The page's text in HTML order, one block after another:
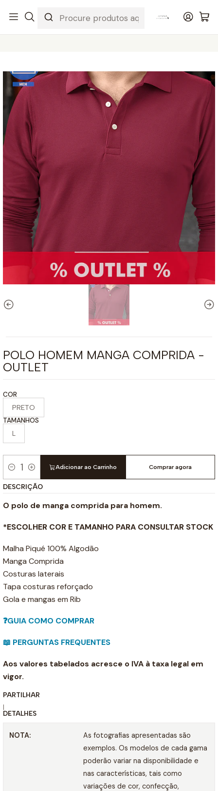
POLO HOMEM MANGA COMPRIDA - OUTLET
POLO HOMEM MANGA COMPRIDA -
OUTLET
COR
PRETO
TAMANHOS
L
Quantidade
Adicionar ao Carrinho Comprar agora
DESCRIÇÃO
O polo de manga comprida para homem.
*ESCOLHER COR E TAMANHO PARA CONSULTAR STOCK
Malha Piqué 100% Algodão
Manga Comprida
Costuras laterais
Tapa costuras reforçado
Gola e mangas em Rib
❓GUIA COMO COMPRAR
📖 PERGUNTAS FREQUENTES
Aos valores tabelados acresce o IVA à taxa legal em
vigor.
PARTILHAR
|
DETALHES
NOTA:
As fotografias apresentadas são
exemplos. Os modelos de cada gama
poderão variar na disponibilidade e
nas características, tais como
variações de cor, confecção,